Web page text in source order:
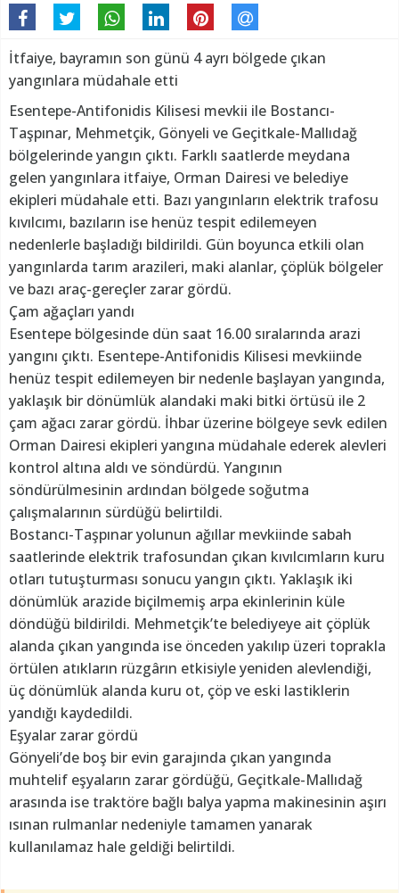
İtfaiye, bayramın son günü 4 ayrı bölgede çıkan
yangınlara müdahale etti
Esentepe-Antifonidis Kilisesi mevkii ile Bostancı-
Taşpınar, Mehmetçik, Gönyeli ve Geçitkale-Mallıdağ
bölgelerinde yangın çıktı. Farklı saatlerde meydana
gelen yangınlara itfaiye, Orman Dairesi ve belediye
ekipleri müdahale etti. Bazı yangınların elektrik trafosu
kıvılcımı, bazıların ise henüz tespit edilemeyen
nedenlerle başladığı bildirildi. Gün boyunca etkili olan
yangınlarda tarım arazileri, maki alanlar, çöplük bölgeler
ve bazı araç-gereçler zarar gördü.
Çam ağaçları yandı
Esentepe bölgesinde dün saat 16.00 sıralarında arazi
yangını çıktı. Esentepe-Antifonidis Kilisesi mevkiinde
henüz tespit edilemeyen bir nedenle başlayan yangında,
yaklaşık bir dönümlük alandaki maki bitki örtüsü ile 2
çam ağacı zarar gördü. İhbar üzerine bölgeye sevk edilen
Orman Dairesi ekipleri yangına müdahale ederek alevleri
kontrol altına aldı ve söndürdü. Yangının
söndürülmesinin ardından bölgede soğutma
çalışmalarının sürdüğü belirtildi.
Bostancı-Taşpınar yolunun ağıllar mevkiinde sabah
saatlerinde elektrik trafosundan çıkan kıvılcımların kuru
otları tutuşturması sonucu yangın çıktı. Yaklaşık iki
dönümlük arazide biçilmemiş arpa ekinlerinin küle
döndüğü bildirildi. Mehmetçik’te belediyeye ait çöplük
alanda çıkan yangında ise önceden yakılıp üzeri toprakla
örtülen atıkların rüzgârın etkisiyle yeniden alevlendiği,
üç dönümlük alanda kuru ot, çöp ve eski lastiklerin
yandığı kaydedildi.
Eşyalar zarar gördü
Gönyeli’de boş bir evin garajında çıkan yangında
muhtelif eşyaların zarar gördüğü, Geçitkale-Mallıdağ
arasında ise traktöre bağlı balya yapma makinesinin aşırı
ısınan rulmanlar nedeniyle tamamen yanarak
kullanılamaz hale geldiği belirtildi.